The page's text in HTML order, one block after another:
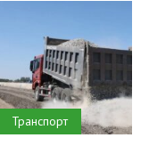
Транспорт